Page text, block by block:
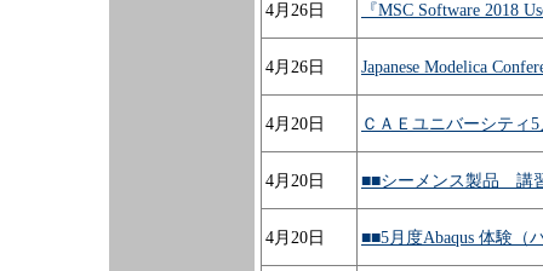
4月26日 『MSC Software 2018
4月26日 Japanese Modelica
4月20日 ＣＡＥユニバーシティ
4月20日 ■■シーメンス製品 講
4月20日 ■■5月度Abaqus 体験（